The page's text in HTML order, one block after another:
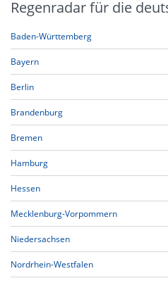
Regenradar für die
Baden-Württemberg
Bayern
Berlin
Brandenburg
Bremen
Hamburg
Hessen
Mecklenburg-Vorpommern
Niedersachsen
Nordrhein-Westfalen